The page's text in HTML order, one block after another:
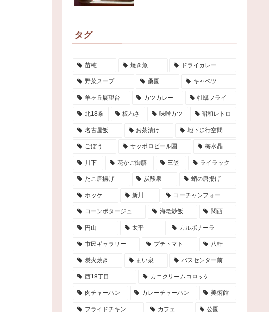
タグ
苗穂 焼き魚 ドライカレー
野菜スープ 桑園 キャベツ
羊ヶ丘展望台 カツカレー 牡蠣フライ
北18条 板わさ 味噌カツ 昭和レトロ
名古屋飯 お茶漬け 地下歩行空間
ごぼう サッポロビール園 梅水晶
川下 花かご御膳 三笠 ライラック
たこ唐揚げ 炭酸泉 蛸の唐揚げ
ホッケ 新川 コーチャンフォー
コーンポタージュ 海老炒飯 関西
円山 太平 カルボナーラ
市民ギャラリー プチトマト 八軒
炭火焼き まい泉 バスセンター前
西18丁目 カニクリームコロッケ
肉チャーハン カレーチャーハン 美術館
フライドチキン カフェ 公園